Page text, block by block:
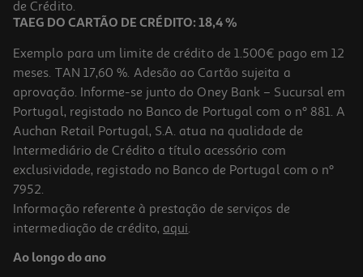
de Crédito.
TAEG DO CARTÃO DE CRÉDITO: 18,4 %
Exemplo para um limite de crédito de 1.500€ pago em 12
meses. TAN 17,60 %. Adesão ao Cartão sujeita a
aprovação. Informe-se junto do Oney Bank – Sucursal em
Portugal, registado no Banco de Portugal com o nº 881. A
Auchan Retail Portugal, S.A. atua na qualidade de
Intermediário de Crédito a título acessório com
exclusividade, registado no Banco de Portugal com o nº
7952.
Informação referente à prestação de serviços de
intermediação de crédito, aqui.
Ao longo do ano